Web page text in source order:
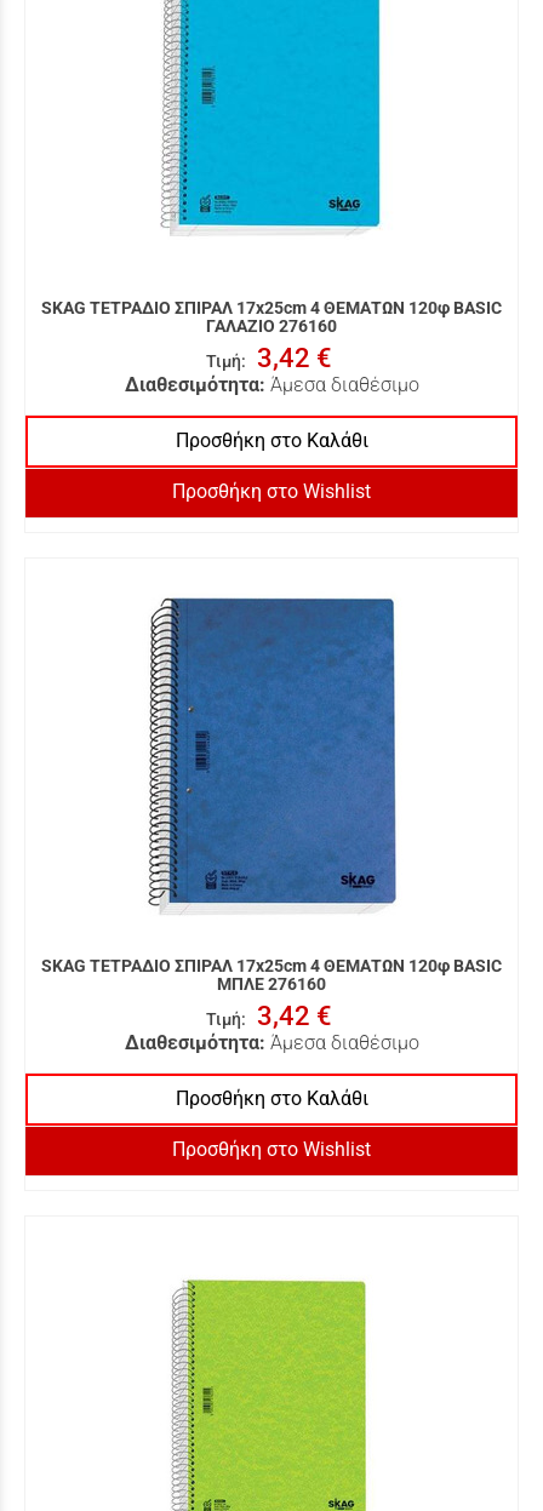
SKAG ΤΕΤΡΑΔΙΟ ΣΠΙΡΑΛ 17x25cm 4 ΘΕΜΑΤΩΝ 120φ BASIC
ΓΑΛΑΖΙΟ 276160
Τιμή: 3,42 €
Διαθεσιμότητα: Άμεσα διαθέσιμο
Προσθήκη στο Καλάθι
Προσθήκη στο Wishlist
SKAG ΤΕΤΡΑΔΙΟ ΣΠΙΡΑΛ 17x25cm 4 ΘΕΜΑΤΩΝ 120φ BASIC
ΜΠΛΕ 276160
Τιμή: 3,42 €
Διαθεσιμότητα: Άμεσα διαθέσιμο
Προσθήκη στο Καλάθι
Προσθήκη στο Wishlist